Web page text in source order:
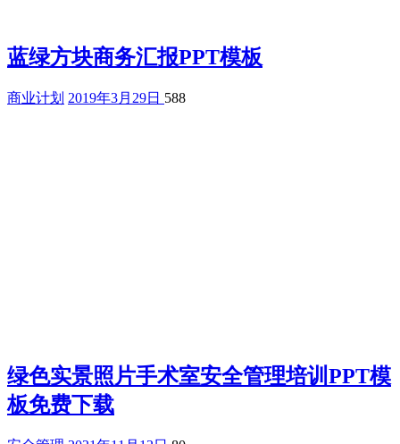
蓝绿方块商务汇报PPT模板
商业计划 2019年3月29日 588
绿色实景照片手术室安全管理培训PPT模
板免费下载